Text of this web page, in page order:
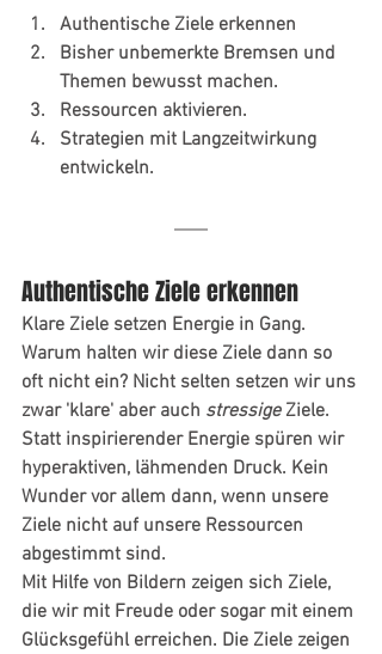
Authentische Ziele erkennen
Bisher unbemerkte Bremsen und
Themen bewusst machen.
Ressourcen aktivieren.
Strategien mit Langzeitwirkung
entwickeln.
Authentische Ziele erkennen
Klare Ziele setzen Energie in Gang.
Warum halten wir diese Ziele dann so
oft nicht ein? Nicht selten setzen wir uns
zwar 'klare' aber auch stressige Ziele.
Statt inspirierender Energie spüren wir
hyperaktiven, lähmenden Druck. Kein
Wunder vor allem dann, wenn unsere
Ziele nicht auf unsere Ressourcen
abgestimmt sind.
Mit Hilfe von Bildern zeigen sich Ziele,
die wir mit Freude oder sogar mit einem
Glücksgefühl erreichen. Die Ziele zeigen